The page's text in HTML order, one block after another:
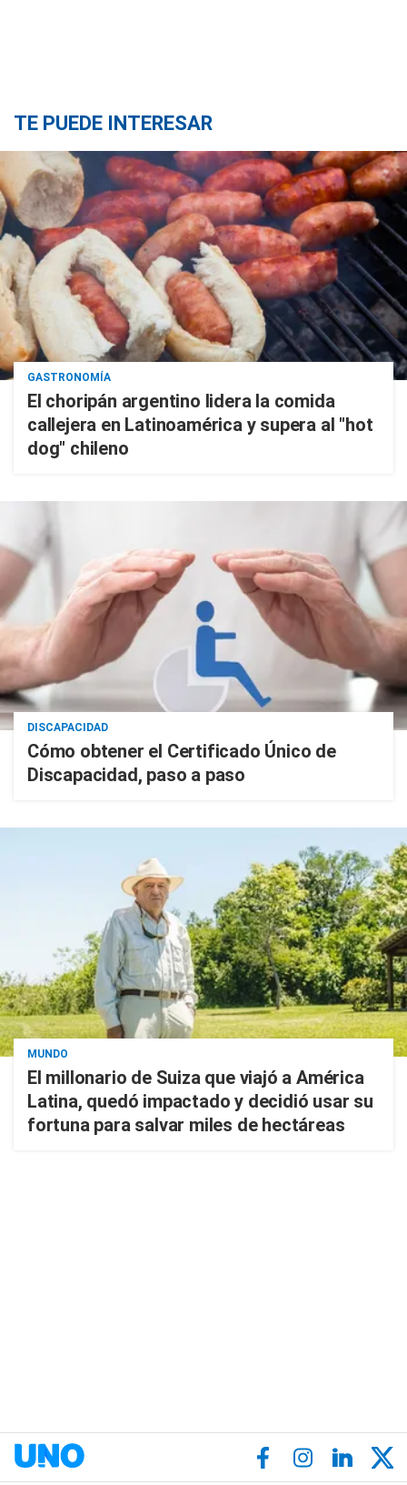
TE PUEDE INTERESAR
GASTRONOMÍA
El choripán argentino lidera la comida
callejera en Latinoamérica y supera al "hot
dog" chileno
DISCAPACIDAD
Cómo obtener el Certificado Único de
Discapacidad, paso a paso
MUNDO
El millonario de Suiza que viajó a América
Latina, quedó impactado y decidió usar su
fortuna para salvar miles de hectáreas